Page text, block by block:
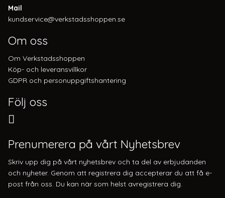
Mail
kundservice@verkstadsshoppen.se
Om oss
Om Verkstadsshoppen
Köp- och leveransvillkor
GDPR och personuppgiftshantering
Följ oss
Prenumerera på vårt Nyhetsbrev
Skriv upp dig på vårt nyhetsbrev och ta del av erbjudanden
och nyheter. Genom att registrera dig accepterar du att få e-
post från oss. Du kan när som helst avregistrera dig.